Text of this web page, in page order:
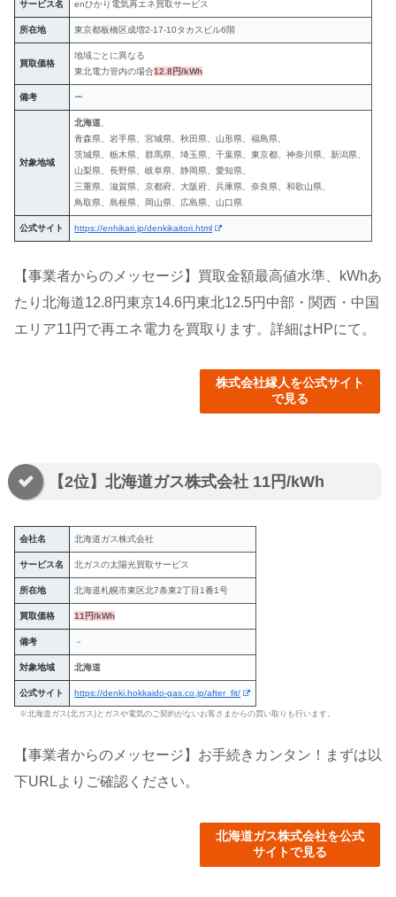
サービス名 enひかり電気再エネ買取サービス
所在地 東京都板橋区成増2-17-10タカスビル6階
買取価格
地域ごとに異なる
東北電力管内の場合12.8円/kWh
備考 ー
対象地域
北海道
青森県、岩手県、宮城県、秋田県、山形県、福島県、
茨城県、栃木県、群馬県、埼玉県、千葉県、東京都、神奈川県、新潟県、
山梨県、長野県、岐阜県、静岡県、愛知県、
三重県、滋賀県、京都府、大阪府、兵庫県、奈良県、和歌山県、
鳥取県、島根県、岡山県、広島県、山口県
公式サイト https://enhikari.jp/denkikaitori.html
【事業者からのメッセージ】買取金額最高値水準、kWhあ
たり北海道12.8円東京14.6円東北12.5円中部・関西・中国
エリア11円で再エネ電力を買取ります。詳細はHPにて。
株式会社縁人を公式サイト
で見る
【2位】北海道ガス株式会社 11円/kWh
会社名 北海道ガス株式会社
サービス名 北ガスの太陽光買取サービス
所在地 北海道札幌市東区北7条東2丁目1番1号
買取価格 11円/kWh
備考 －
対象地域 北海道
公式サイト https://denki.hokkaido-gas.co.jp/after_fit/
※北海道ガス(北ガス)とガスや電気のご契約がないお客さまからの買い取りも行います。
【事業者からのメッセージ】お手続きカンタン！まずは以
下URLよりご確認ください。
北海道ガス株式会社を公式
サイトで見る